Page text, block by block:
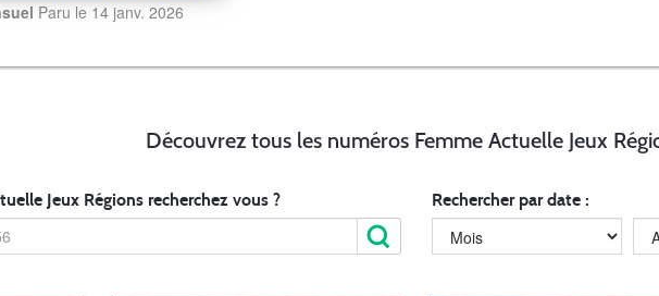
Paru le 14 janv. 2026
Découvrez tous les numéros Femme Actuelle Jeux
Jeux Régions recherchez vous ? Rechercher par date :